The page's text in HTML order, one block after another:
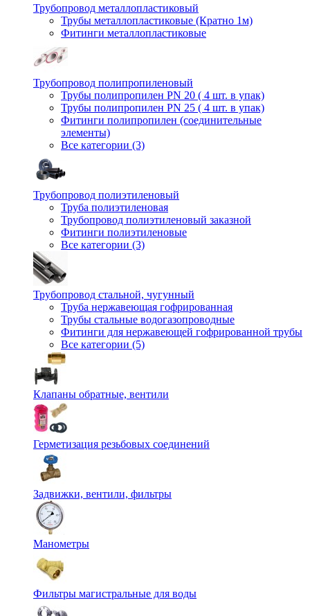
Трубопровод металлопластиковый
Трубы металлопластиковые (Кратно 1м)
Фитинги металлопластиковые
Трубопровод полипропиленовый
Трубы полипропилен PN 20 ( 4 шт. в упак)
Трубы полипропилен PN 25 ( 4 шт. в упак)
Фитинги полипропилен (cоединительные
элементы)
Все категории (3)
Трубопровод полиэтиленовый
Труба полиэтиленовая
Трубопровод полиэтиленовый заказной
Фитинги полиэтиленовые
Все категории (3)
Трубопровод стальной, чугунный
Труба нержавеющая гофрированная
Трубы стальные водогазопроводные
Фитинги для нержавеющей гофрированной трубы
Все категории (5)
Клапаны обратные, вентили
Герметизация резьбовых соединений
Задвижки, вентили, фильтры
Манометры
Фильтры магистральные для воды